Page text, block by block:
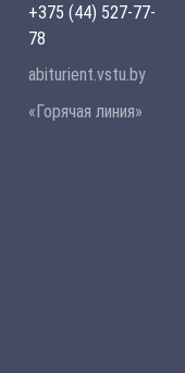
+375 (44) 527-77-
78
abiturient.vstu.by
«Горячая линия»